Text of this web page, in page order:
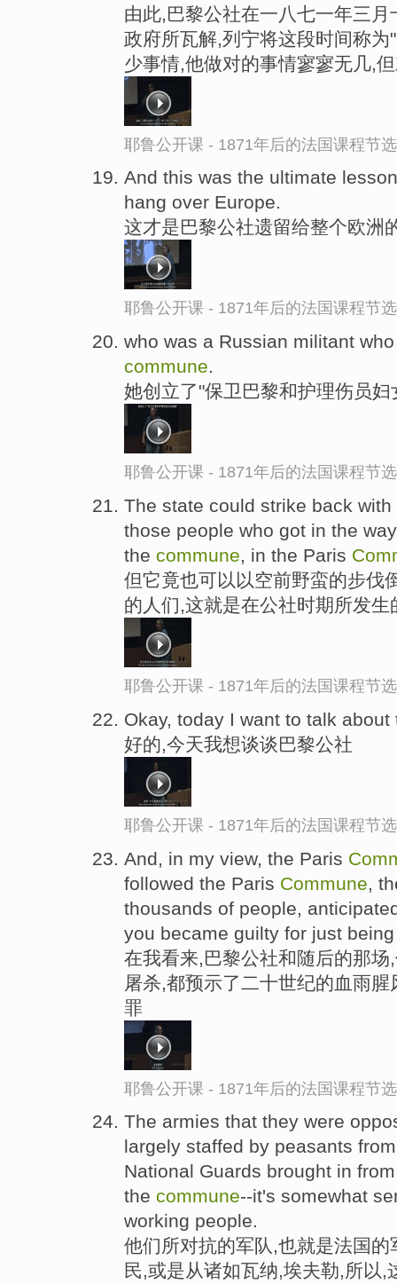
由此,巴黎公社在一八七一年三
政府所瓦解,列宁将这段时间称
少事情,他做对的事情寥寥无几,
耶鲁公开课 - 1871年后的法国课程节选
And this was the ultimate
hang over Europe.
这才是巴黎公社遗留给整个欧洲
耶鲁公开课 - 1871年后的法国课程节选
who was a Russian militant
commune.
她创立了"保卫巴黎和护理伤员妇
耶鲁公开课 - 1871年后的法国课程节选
The state could strike back
those people who got in the
the commune, in the Paris
但它竟也可以以空前野蛮的步伐
的人们,这就是在公社时期所发生
耶鲁公开课 - 1871年后的法国课程节选
Okay, today I want to talk
好的,今天我想谈谈巴黎公社
耶鲁公开课 - 1871年后的法国课程节选
And, in my view, the Paris
followed the Paris Commune ,
thousands of people,
you became guilty for just
在我看来,巴黎公社和随后的那
屠杀,都预示了二十世纪的血雨
罪
耶鲁公开课 - 1871年后的法国课程节选
The armies that they were
largely staffed by peasants
National Guards brought in
the commune--it's somewhat
working people.
他们所对抗的军队,也就是法国
民,或是从诸如瓦纳,埃夫勒,所以